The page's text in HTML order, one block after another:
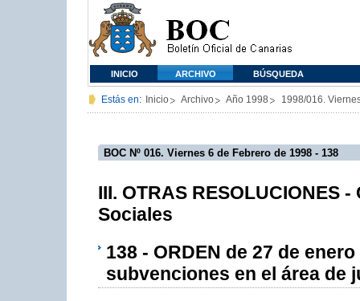
INICIO ARCHIVO BÚSQUEDA
Estás en: Inicio Archivo Año 1998 1998/016.
BOC Nº 016. Viernes 6 de Febrero de 1998 - 138
III. OTRAS RESOLUCIONES
Sociales
138 - ORDEN de 27 de
subvenciones en el área de